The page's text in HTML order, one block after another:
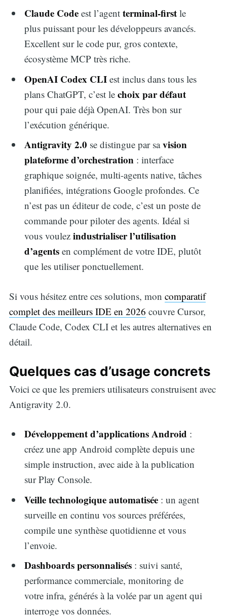
Claude Code est l’agentterminal-first le
plus puissant pour les développeurs avancés.
Excellent sur le code pur, gros contexte,
écosystème MCP très riche.
OpenAI Codex CLI est inclus dans tous les
plans ChatGPT, c’est lechoix par défaut
pour qui paie déjà OpenAI. Très bon sur
l’exécution générique.
Antigravity 2.0 se distingue par savision
plateforme d’orchestration : interface
graphique soignée, multi-agents native, tâches
planifiées, intégrations Google profondes. Ce
n’est pas un éditeur de code, c’est un poste de
commande pour piloter des agents. Idéal si
vous voulezindustrialiser l’utilisation
d’agents en complément de votre IDE, plutôt
que les utiliser ponctuellement.
Si vous hésitez entre ces solutions, mon comparatif
complet des meilleurs IDE en 2026 couvre Cursor,
Claude Code, Codex CLI et les autres alternatives en
détail.
Quelques cas d’usage concrets
Voici ce que les premiers utilisateurs construisent avec
Antigravity 2.0.
Développement d’applications Android :
créez une app Android complète depuis une
simple instruction, avec aide à la publication
sur Play Console.
Veille technologique automatisée : un agent
surveille en continu vos sources préférées,
compile une synthèse quotidienne et vous
l’envoie.
Dashboards personnalisés : suivi santé,
performance commerciale, monitoring de
votre infra, générés à la volée par un agent qui
interroge vos données.